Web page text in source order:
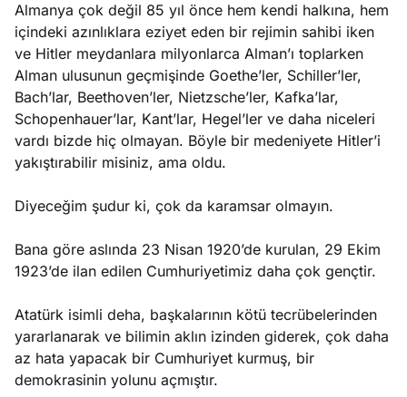
Almanya çok değil 85 yıl önce hem kendi halkına, hem
içindeki azınlıklara eziyet eden bir rejimin sahibi iken
ve Hitler meydanlara milyonlarca Alman’ı toplarken
Alman ulusunun geçmişinde Goethe’ler, Schiller’ler,
Bach’lar, Beethoven’ler, Nietzsche’ler, Kafka’lar,
Schopenhauer’lar, Kant’lar, Hegel’ler ve daha niceleri
vardı bizde hiç olmayan. Böyle bir medeniyete Hitler’i
yakıştırabilir misiniz, ama oldu.
Diyeceğim şudur ki, çok da karamsar olmayın.
Bana göre aslında 23 Nisan 1920’de kurulan, 29 Ekim
1923’de ilan edilen Cumhuriyetimiz daha çok gençtir.
Atatürk isimli deha, başkalarının kötü tecrübelerinden
yararlanarak ve bilimin aklın izinden giderek, çok daha
az hata yapacak bir Cumhuriyet kurmuş, bir
demokrasinin yolunu açmıştır.